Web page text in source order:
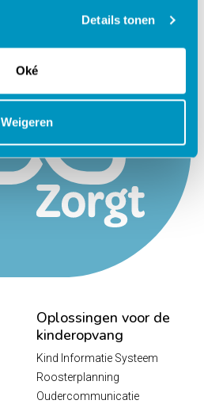
Details tonen
Oké
Weigeren
Oplossingen voor de
kinderopvang
Kind Informatie Systeem
Roosterplanning
Oudercommunicatie